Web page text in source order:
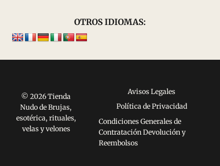
OTROS IDIOMAS:
© 2026 Tienda
Nudo de Brujas,
esotérica, rituales,
velas y velones
Avisos Legales
Política de Privacidad
Condiciones Generales de
Contratación Devolución y
Reembolsos